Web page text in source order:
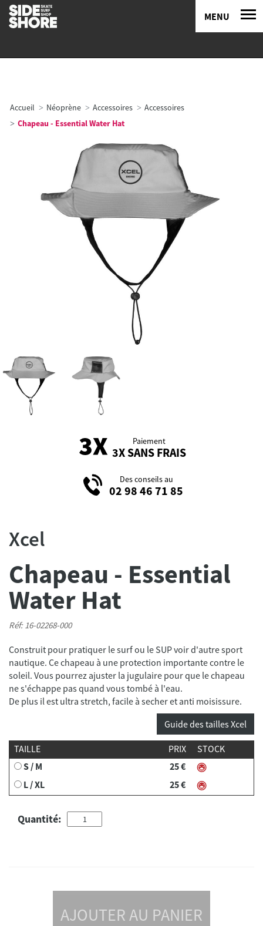
MENU
Accueil Néoprène Accessoires
Accessoires
Chapeau - Essential Water Hat
Paiement
3X SANS FRAIS
Des conseils au
02 98 46 71 85
Xcel
Chapeau - Essential
Water Hat
Réf: 16-02268-000
Construit pour pratiquer le surf ou le SUP voir d'autre sport
nautique. Ce chapeau à une protection importante contre le
soleil. Vous pourrez ajuster la jugulaire pour que le chapeau
ne s'échappe pas quand vous tombé à l'eau.
De plus il est ultra stretch, facile à secher et anti moisissure.
Guide des tailles Xcel
TAILLE PRIX
STOCK
S / M
25 €
L / XL
25 €
Quantité:
AJOUTER AU PANIER